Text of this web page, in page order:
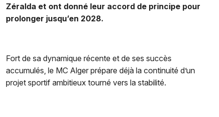
Zéralda et ont donné leur accord de principe pour
prolonger jusqu’en 2028.
Fort de sa dynamique récente et de ses succès
accumulés, le MC Alger prépare déjà la continuité d’un
projet sportif ambitieux tourné vers la stabilité.